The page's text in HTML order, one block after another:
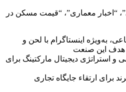
“اخبار معماری”، “قیمت مسکن در
به‌ویژه اینستاگرام با لحن و
هدف این صنعت
استراتژی دیجیتال مارکتینگ برای
برای ارتقاء جایگاه تجاری